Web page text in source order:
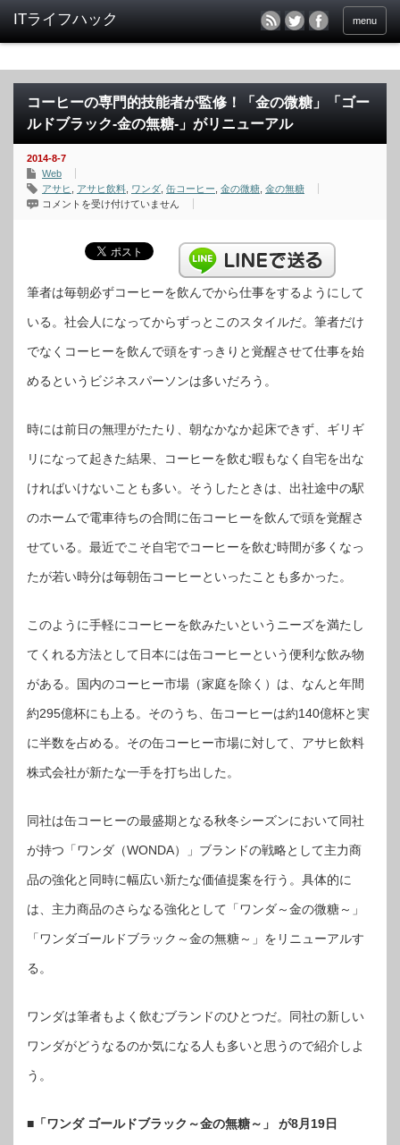
menu
コーヒーの専門的技能者が監修！「金の微糖」「ゴー
ルドブラック-金の無糖-」がリニューアル
2014-8-7
Web
アサヒ
アサヒ飲料 ワンダ 缶コーヒー 金の微糖 金の無糖
コ
技
能
が
監
「金
微
糖」
ド
ブ
ッ
金
の
糖-」
が
ニ
ュ
ア
コメントを受け付けていません
筆者は毎朝必ずコーヒーを飲んでから仕事をするようにして
いる。社会人になってからずっとこのスタイルだ。筆者だけ
でなくコーヒーを飲んで頭をすっきりと覚醒させて仕事を始
めるというビジネスパーソンは多いだろう。
時には前日の無理がたたり、朝なかなか起床できず、ギリギ
リになって起きた結果、コーヒーを飲む暇もなく自宅を出な
ければいけないことも多い。そうしたときは、出社途中の駅
のホームで電車待ちの合間に缶コーヒーを飲んで頭を覚醒さ
せている。最近でこそ自宅でコーヒーを飲む時間が多くなっ
たが若い時分は毎朝缶コーヒーといったことも多かった。
このように手軽にコーヒーを飲みたいというニーズを満たし
てくれる方法として日本には缶コーヒーという便利な飲み物
がある。国内のコーヒー市場（家庭を除く）は、なんと年間
約295億杯にも上る。そのうち、缶コーヒーは約140億杯と実
に半数を占める。その缶コーヒー市場に対して、アサヒ飲料
株式会社が新たな一手を打ち出した。
同社は缶コーヒーの最盛期となる秋冬シーズンにおいて同社
が持つ「ワンダ（WONDA）」ブランドの戦略として主力商
品の強化と同時に幅広い新たな価値提案を行う。具体的に
は、主力商品のさらなる強化として「ワンダ～金の微糖～」
「ワンダゴールドブラック～金の無糖～」をリニューアルす
る。
ワンダは筆者もよく飲むブランドのひとつだ。同社の新しい
ワンダがどうなるのか気になる人も多いと思うので紹介しよ
う。
■「ワンダ ゴールドブラック～金の無糖～」 が8月19日